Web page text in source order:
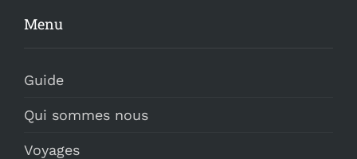
Menu
Guide
Qui sommes nous
Voyages